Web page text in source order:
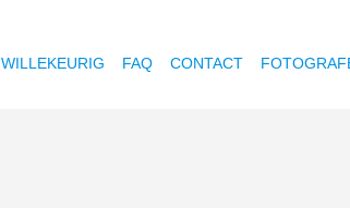
WILLEKEURIG FAQ CONTACT